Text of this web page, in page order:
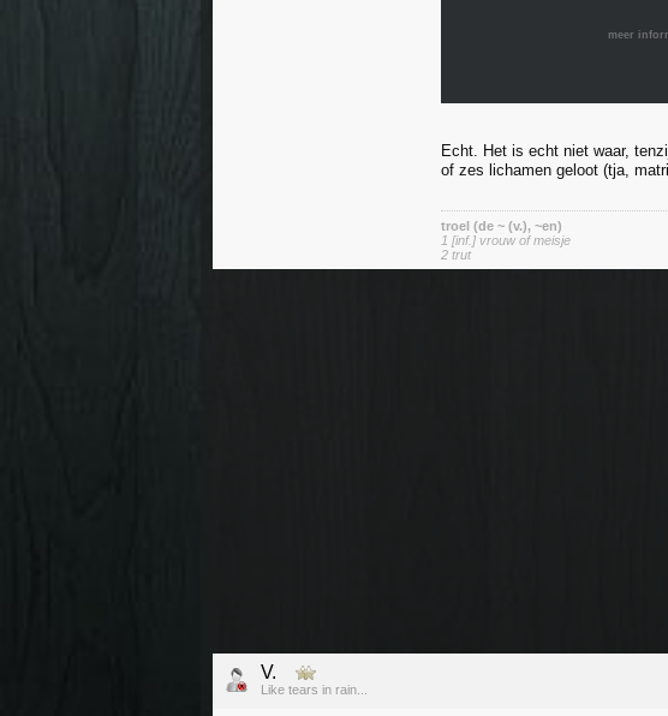
meer
Echt. Het is echt niet waar,
of zes lichamen geloot (tja,
troel (de ~ (v.), ~en)
1 [inf.] vrouw of meisje
2 trut
V.
Like tears in rain...